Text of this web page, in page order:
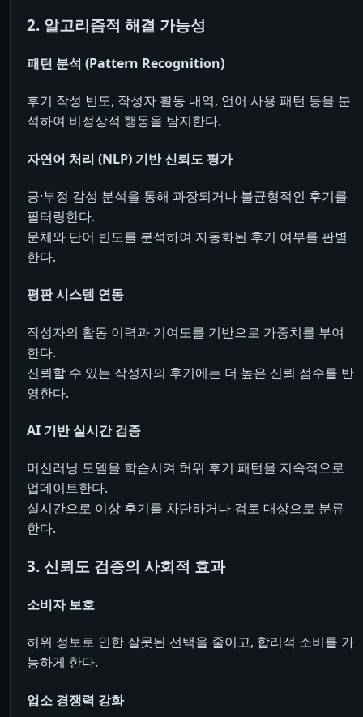
2. 알고리즘적 해결 가능성
패턴 분석 (Pattern Recognition)
후기 작성 빈도, 작성자 활동 내역, 언어 사용 패턴 등을 분
석하여 비정상적 행동을 탐지한다.
자연어 처리 (NLP) 기반 신뢰도 평가
긍·부정 감성 분석을 통해 과장되거나 불균형적인 후기를
필터링한다.
문체와 단어 빈도를 분석하여 자동화된 후기 여부를 판별
한다.
평판 시스템 연동
작성자의 활동 이력과 기여도를 기반으로 가중치를 부여
한다.
신뢰할 수 있는 작성자의 후기에는 더 높은 신뢰 점수를 반
영한다.
AI 기반 실시간 검증
머신러닝 모델을 학습시켜 허위 후기 패턴을 지속적으로
업데이트한다.
실시간으로 이상 후기를 차단하거나 검토 대상으로 분류
한다.
3. 신뢰도 검증의 사회적 효과
소비자 보호
허위 정보로 인한 잘못된 선택을 줄이고, 합리적 소비를 가
능하게 한다.
업소 경쟁력 강화